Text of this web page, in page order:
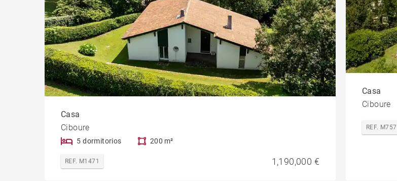
Casa
Ciboure
5 dormitorios 200 m²
REF. M1471 1,190,000 €
Casa
Ciboure
REF. M757